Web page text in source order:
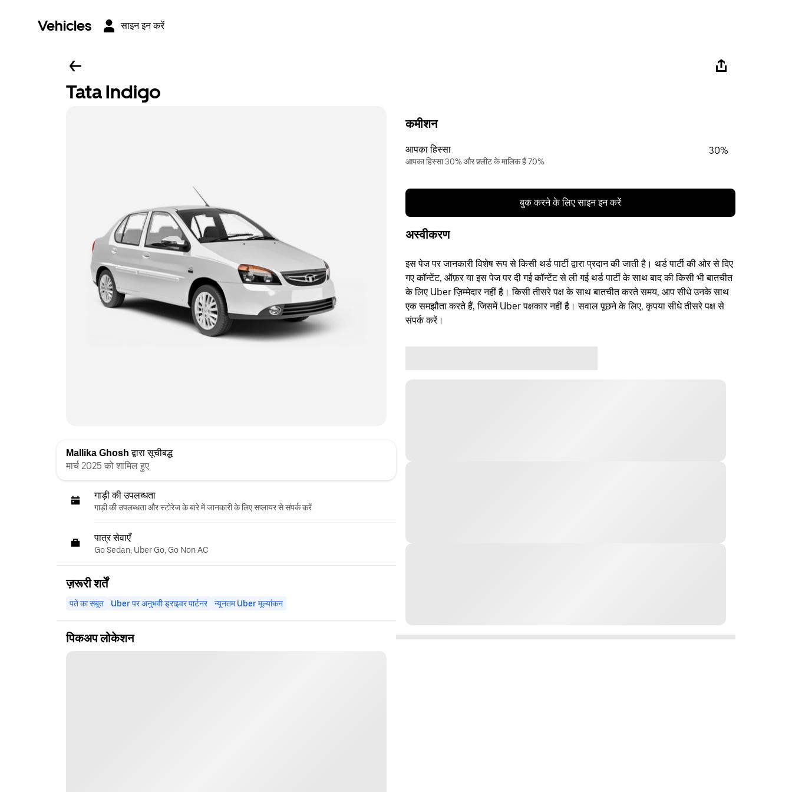
Vehicles साइन इन करें
Tata Indigo
Mallika Ghosh द्वारा सूचीबद्ध
मार्च 2025 को शामिल हुए
गाड़ी की उपलब्धता
गाड़ी की उपलब्धता और स्‍टोरेज के बारे में जानकारी के लिए सप्लायर से संपर्क करें
पात्र सेवाएँ
Go Sedan, Uber Go, Go Non AC
ज़रूरी शर्तें
पते का सबूत Uber पर अनुभवी ड्राइवर पार्टनर न्यूनतम Uber मूल्यांकन
पिकअप लोकेशन
कमीशन
आपका हिस्सा
आपका हिस्सा 30% और फ़्लीट के मालिक हैं 70%
30%
बुक करने के लिए साइन इन करें
अस्वीकरण
इस पेज पर जानकारी विशेष रूप से किसी थर्ड पार्टी द्वारा प्रदान की जाती है। थर्ड पार्टी की ओर से दिए
गए कॉन्टेंट, ऑफ़र या इस पेज पर दी गई कॉन्टेंट से ली गई थर्ड पार्टी के साथ बाद की किसी भी बातचीत
के लिए Uber ज़िम्मेदार नहीं है। किसी तीसरे पक्ष के साथ बातचीत करते समय, आप सीधे उनके साथ
एक समझौता करते हैं, जिसमें Uber पक्षकार नहीं है। सवाल पूछने के लिए, कृपया सीधे तीसरे पक्ष से
संपर्क करें।